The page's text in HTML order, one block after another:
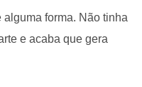
forma. Não tinha
e acaba que gera